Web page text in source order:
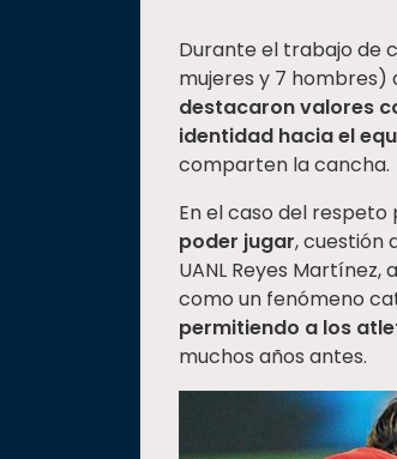
Durante el trabajo de
mujeres y 7 hombres)
destacaron valores
identidad hacia el
comparten la cancha.
En el caso del respeto
poder jugar, cuestión
UANL Reyes
como un fenómeno
permitiendo a los
muchos años antes.